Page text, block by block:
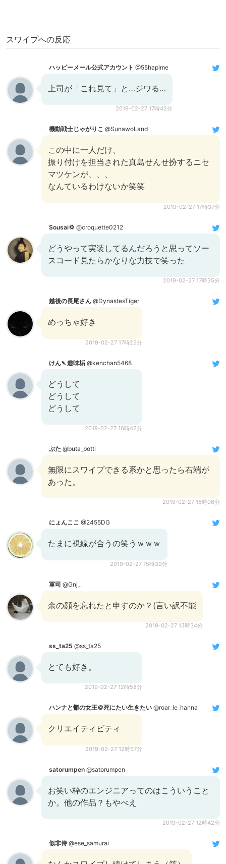
スワイプへの反応
ハッピーメール公式アカウント @55hapime
上司が「これ見て」と…ジワる…
2019-02-27 17時42分
機動戦士じゃがりこ @SunawoLand
この中に一人だけ、
振り付けを担当された真島せんせ扮するニセ
マツケンが、、、
なんているわけないか笑笑
2019-02-27 17時37分
Sousai💢 @croquette0212
どうやって実装してるんだろうと思ってソー
スコード見たらかなりな力技で笑った
2019-02-27 17時35分
越後の長尾さん @DynastesTiger
めっちゃ好き
2019-02-27 17時25分
けん🍡趣味垢 @kenchan5468
どうして
どうして
どうして
2019-02-27 16時42分
ぶた @buta_botti
無限にスワイプできる系かと思ったら右端が
あった。
2019-02-27 16時06分
にょんここ @2455DG
たまに視線が合うの笑うｗｗｗ
2019-02-27 15時39分
軍司 @Gnj_
余の顔を忘れたと申すのか？(言い訳不能
2019-02-27 13時34分
ss_ta25 @ss_ta25
とても好き。
2019-02-27 12時58分
ハンナと鬱の女王＠死にたい生きたい @roar_le_hanna
クリエイティビティ
2019-02-27 12時57分
satorumpen @satorumpen
お笑い枠のエンジニアってのはこういうこと
か。他の作品？もやべえ
2019-02-27 12時42分
似非侍 @ese_samurai